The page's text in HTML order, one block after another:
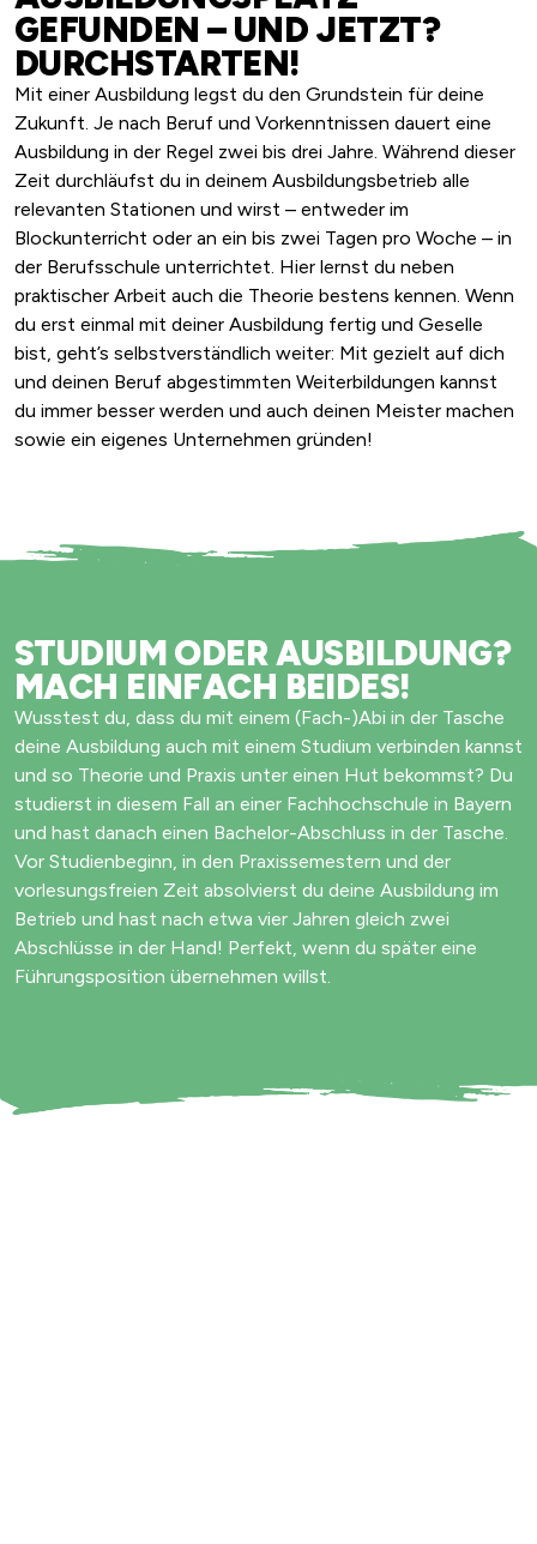
SUCHE STARTEN
GEFUNDEN – UND JETZT?
DURCHSTARTEN!
Mit einer Ausbildung legst du den Grundstein für deine
Zukunft. Je nach Beruf und Vorkenntnissen dauert eine
Ausbildung in der Regel zwei bis drei Jahre. Während dieser
Zeit durchläufst du in deinem Ausbildungsbetrieb alle
relevanten Stationen und wirst – entweder im
Blockunterricht oder an ein bis zwei Tagen pro Woche – in
der Berufsschule unterrichtet. Hier lernst du neben
praktischer Arbeit auch die Theorie bestens kennen. Wenn
du erst einmal mit deiner Ausbildung fertig und Geselle
bist, geht’s selbstverständlich weiter: Mit gezielt auf dich
und deinen Beruf abgestimmten Weiterbildungen kannst
du immer besser werden und auch deinen Meister machen
sowie ein eigenes Unternehmen gründen!
STUDIUM ODER AUSBILDUNG?
MACH EINFACH BEIDES!
Wusstest du, dass du mit einem (Fach-)Abi in der Tasche
deine Ausbildung auch mit einem Studium verbinden kannst
und so Theorie und Praxis unter einen Hut bekommst? Du
studierst in diesem Fall an einer Fachhochschule in Bayern
und hast danach einen Bachelor-Abschluss in der Tasche.
Vor Studienbeginn, in den Praxissemestern und der
vorlesungsfreien Zeit absolvierst du deine Ausbildung im
Betrieb und hast nach etwa vier Jahren gleich zwei
Abschlüsse in der Hand! Perfekt, wenn du später eine
Führungsposition übernehmen willst.